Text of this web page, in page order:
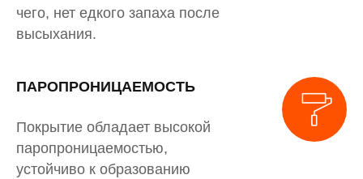
чего, нет едкого запаха после
высыхания.
ПАРОПРОНИЦАЕМОСТЬ
Покрытие обладает высокой
паропроницаемостью,
устойчиво к образованию